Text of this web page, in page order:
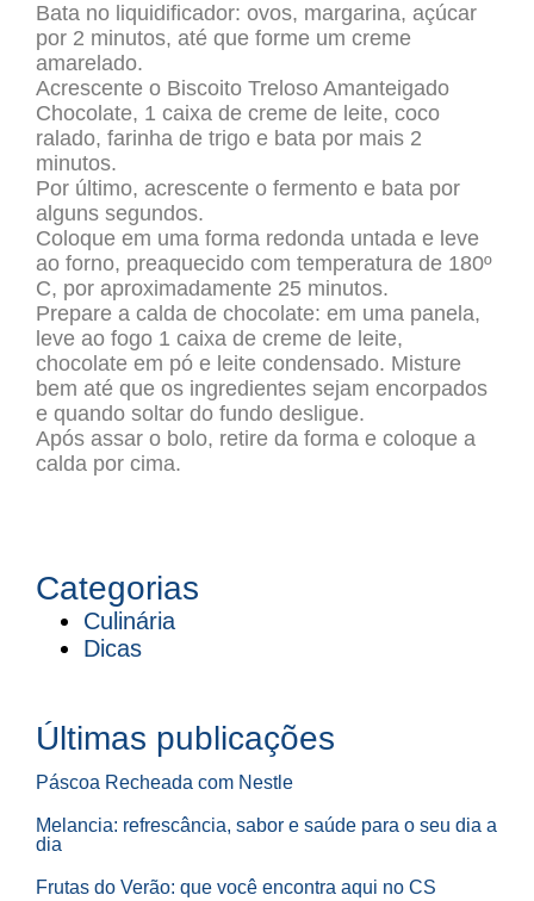
Bata no liquidificador: ovos, margarina, açúcar
por 2 minutos, até que forme um creme
amarelado.
Acrescente o Biscoito Treloso Amanteigado
Chocolate, 1 caixa de creme de leite, coco
ralado, farinha de trigo e bata por mais 2
minutos.
Por último, acrescente o fermento e bata por
alguns segundos.
Coloque em uma forma redonda untada e leve
ao forno, preaquecido com temperatura de 180º
C, por aproximadamente 25 minutos.
Prepare a calda de chocolate: em uma panela,
leve ao fogo 1 caixa de creme de leite,
chocolate em pó e leite condensado. Misture
bem até que os ingredientes sejam encorpados
e quando soltar do fundo desligue.
Após assar o bolo, retire da forma e coloque a
calda por cima.
Categorias
Culinária
Dicas
Últimas publicações
Páscoa Recheada com Nestle
Melancia: refrescância, sabor e saúde para o seu dia a
dia
Frutas do Verão: que você encontra aqui no CS